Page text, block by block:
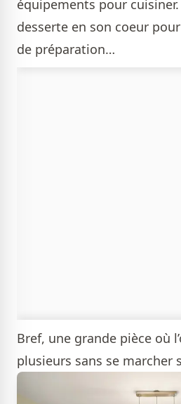
équipements pour
desserte en son coeur
de préparation…
Bref, une grande pièce où
plusieurs sans se marcher